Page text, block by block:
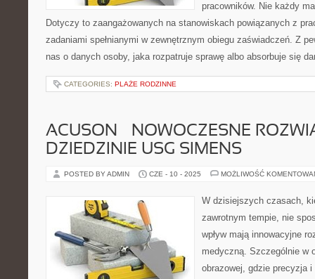
pracowników. Nie każdy
Dotyczy to zaangażowanych na stanowiskach powiązanych z
zadaniami spełnianymi w zewnętrznym obiegu zaświadczeń. Z
nas o danych osoby, jaka rozpatruje sprawę albo absorbuje się
CATEGORIES: PLAŻE RODZINNE
ACUSON – NOWOCZESNE
DZIEDZINIE USG SIMENS
POSTED BY ADMIN CZE - 10 - 2025 MOŻLIWOŚĆ
W dzisiejszych czasach,
zawrotnym tempie, nie
wpływ mają innowacyjne
medyczną. Szczególnie w
obrazowej, gdzie precyzja